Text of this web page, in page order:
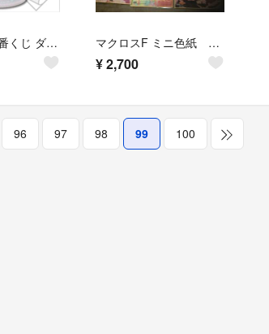
マクロスF 一番くじ ダブルチャンス ランカ・リー スペシャルカラーver. マクロスF ミニ色紙 ランカリー 9枚セット
¥2,700
96 97 98 99 100